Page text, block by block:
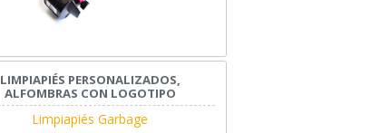
LIMPIAPIÉS PERSONALIZADOS,
ALFOMBRAS CON LOGOTIPO
Limpiapiés Garbage